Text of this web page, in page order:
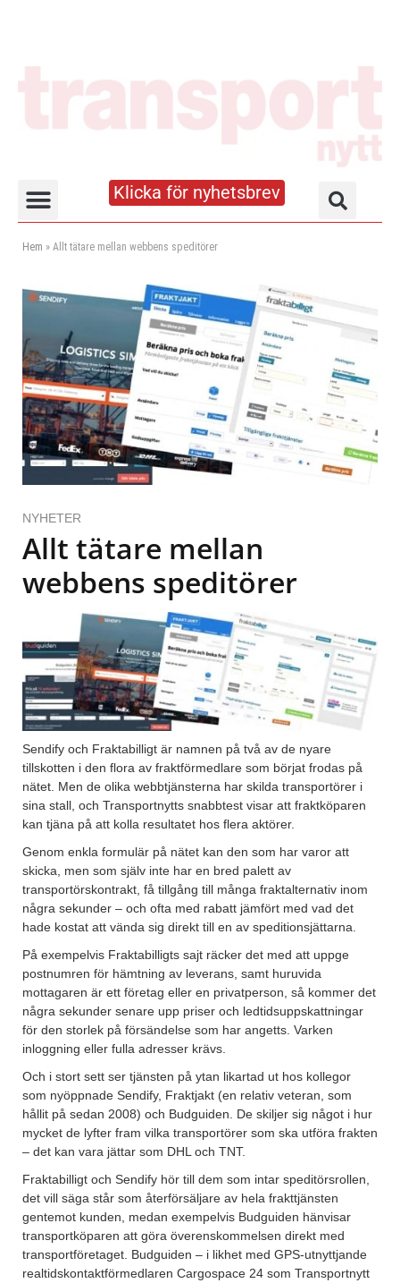
Klicka för nyhetsbrev
Hem » Allt tätare mellan webbens speditörer
NYHETER
Allt tätare mellan
webbens speditörer
Sendify och Fraktabilligt är namnen på två av de nyare
tillskotten i den flora av fraktförmedlare som börjat frodas på
nätet. Men de olika webbtjänsterna har skilda transportörer i
sina stall, och Transportnytts snabbtest visar att fraktköparen
kan tjäna på att kolla resultatet hos flera aktörer.
Genom enkla formulär på nätet kan den som har varor att
skicka, men som själv inte har en bred palett av
transportörskontrakt, få tillgång till många fraktalternativ inom
några sekunder – och ofta med rabatt jämfört med vad det
hade kostat att vända sig direkt till en av speditionsjättarna.
På exempelvis Fraktabilligts sajt räcker det med att uppge
postnumren för hämtning av leverans, samt huruvida
mottagaren är ett företag eller en privatperson, så kommer det
några sekunder senare upp priser och ledtidsuppskattningar
för den storlek på försändelse som har angetts. Varken
inloggning eller fulla adresser krävs.
Och i stort sett ser tjänsten på ytan likartad ut hos kollegor
som nyöppnade Sendify, Fraktjakt (en relativ veteran, som
hållit på sedan 2008) och Budguiden. De skiljer sig något i hur
mycket de lyfter fram vilka transportörer som ska utföra frakten
– det kan vara jättar som DHL och TNT.
Fraktabilligt och Sendify hör till dem som intar speditörsrollen,
det vill säga står som återförsäljare av hela frakttjänsten
gentemot kunden, medan exempelvis Budguiden hänvisar
transportköparen att göra överenskommelsen direkt med
transportföretaget. Budguiden – i likhet med GPS-utnyttjande
realtidskontaktförmedlaren Cargospace 24 som Transportnytt